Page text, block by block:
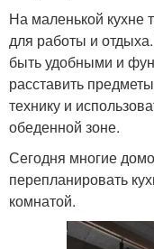
На маленькой кухне
для работы и
быть удобными и
расставить
технику и
обеденной зоне.
Сегодня многие
перепланировать
комнатой.